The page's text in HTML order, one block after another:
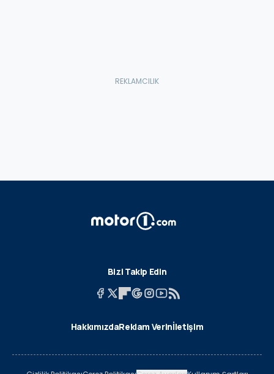
Bizi Takip Edin
HakkımızdaReklam Verinİletişim